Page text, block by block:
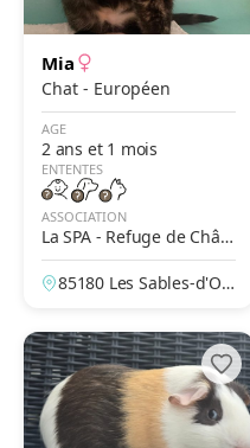
Mia
Chat - Européen
AGE
2 ans et 1 mois
ENTENTES
ASSOCIATION
La SPA - Refuge de Châte
au-d'Olonne – Les Petites
Prises
85180 Les Sables-d'Olo